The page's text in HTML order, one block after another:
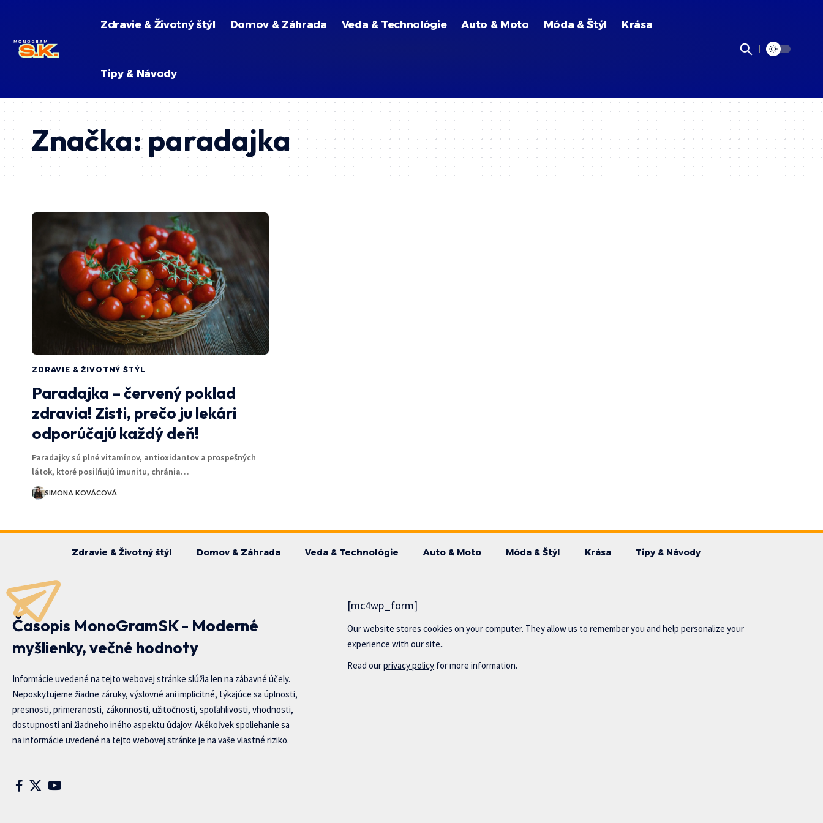
Zdravie & Životný štýl Domov & Záhrada Veda & Technológie Auto & Moto Móda & Štýl Krása
Tipy & Návody
Značka:paradajka
ZDRAVIE & ŽIVOTNÝ ŠTÝL
Paradajka – červený poklad
zdravia! Zisti, prečo ju lekári
odporúčajú každý deň!
Paradajky sú plné vitamínov, antioxidantov a prospešných
látok, ktoré posilňujú imunitu, chránia…
SIMONA KOVÁCOVÁ
Zdravie & Životný štýl Domov & Záhrada Veda & Technológie Auto & Moto Móda & Štýl Krása Tipy & Návody
Časopis MonoGramSK - Moderné
myšlienky, večné hodnoty
Informácie uvedené na tejto webovej stránke slúžia len na zábavné účely.
Neposkytujeme žiadne záruky, výslovné ani implicitné, týkajúce sa úplnosti,
presnosti, primeranosti, zákonnosti, užitočnosti, spoľahlivosti, vhodnosti,
dostupnosti ani žiadneho iného aspektu údajov. Akékoľvek spoliehanie sa
na informácie uvedené na tejto webovej stránke je na vaše vlastné riziko.
[mc4wp_form]
Our website stores cookies on your computer. They allow us to remember you and help personalize your
experience with our site..
Read ourprivacy policy for more information.